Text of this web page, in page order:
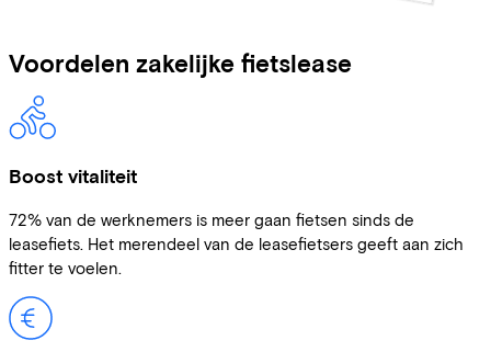
Voordelen zakelijke fietslease
Boost vitaliteit
72% van de werknemers is meer gaan fietsen sinds de
leasefiets. Het merendeel van de leasefietsers geeft aan zich
fitter te voelen.